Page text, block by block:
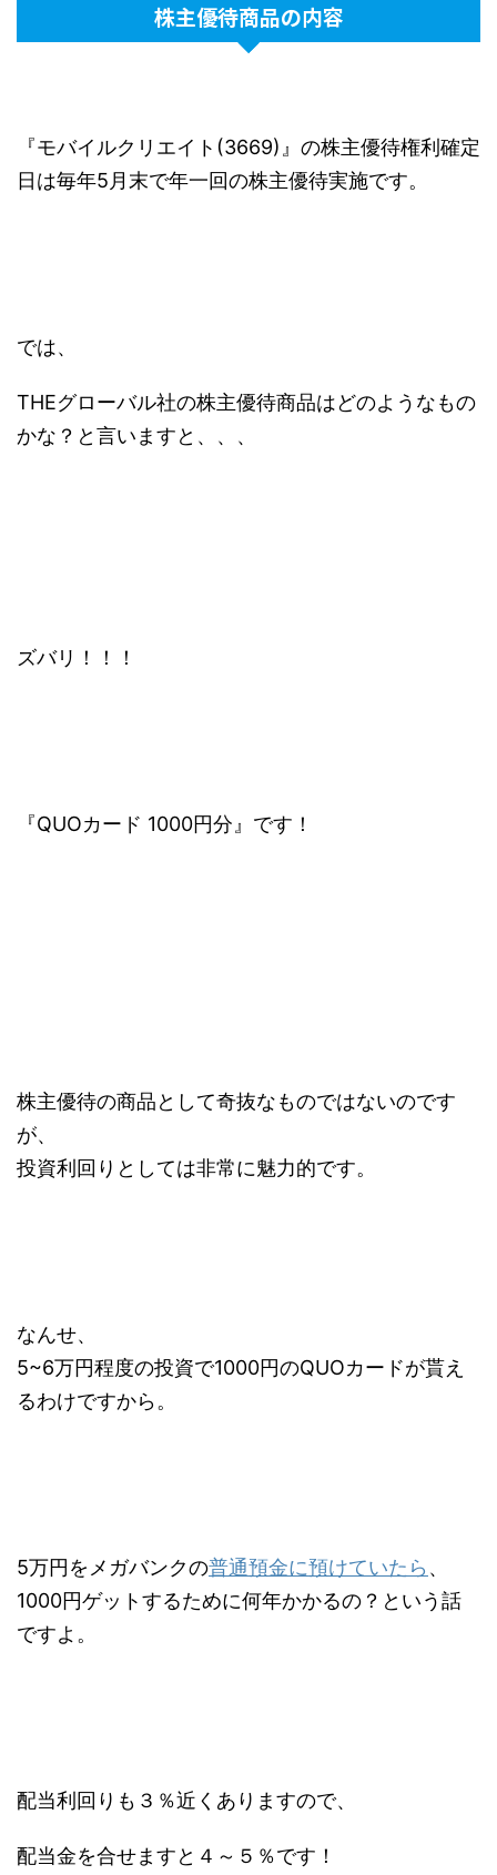
株主優待商品の内容
『モバイルクリエイト(3669)』の株主優待権利確定
日は毎年5月末で年一回の株主優待実施です。
では、
THEグローバル社の株主優待商品はどのようなもの
かな？と言いますと、、、
ズバリ！！！
『QUOカード 1000円分』です！
株主優待の商品として奇抜なものではないのです
が、
投資利回りとしては非常に魅力的です。
なんせ、
5~6万円程度の投資で1000円のQUOカードが貰え
るわけですから。
5万円をメガバンクの普通預金に預けていたら 、
1000円ゲットするために何年かかるの？という話
ですよ。
配当利回りも３％近くありますので、
配当金を合せますと４～５％です！